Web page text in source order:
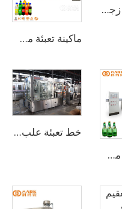
ماكينة تعبئة مشروبات المياه الغازية بسعة 1000-24000 زجاجة في الساعة
خط تعبئة علب الألومنيوم للشراب الغازي الفوار